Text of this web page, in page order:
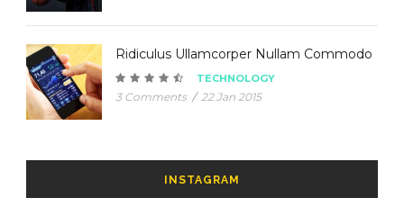
Ridiculus Ullamcorper Nullam Commodo
TECHNOLOGY
3 Comments / 22 Jan 2015
INSTAGRAM